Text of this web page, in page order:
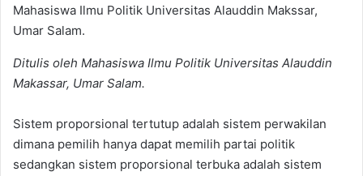
Mahasiswa Ilmu Politik Universitas Alauddin Makssar,
Umar Salam.
Ditulis oleh Mahasiswa Ilmu Politik Universitas Alauddin
Makassar, Umar Salam.
Sistem proporsional tertutup adalah sistem perwakilan
dimana pemilih hanya dapat memilih partai politik
sedangkan sistem proporsional terbuka adalah sistem